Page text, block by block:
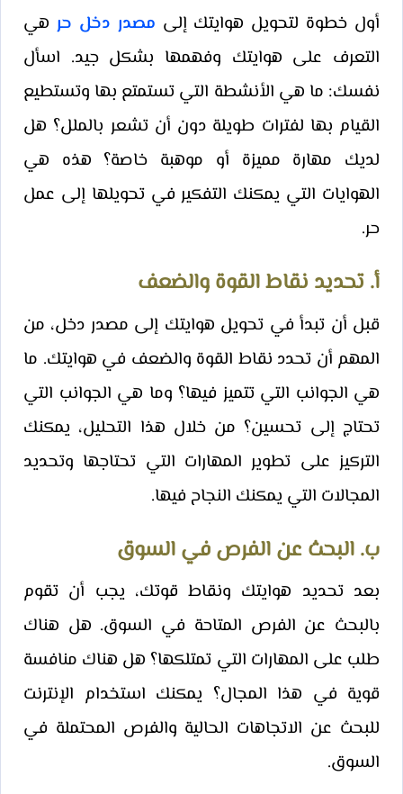
أول خطوة لتحويل هوايتك إلى مصدر دخل حر هي
التعرف على هوايتك وفهمها بشكل جيد. اسأل
نفسك: ما هي الأنشطة التي تستمتع بها وتستطيع
القيام بها لفترات طويلة دون أن تشعر بالملل؟ هل
لديك مهارة مميزة أو موهبة خاصة؟ هذه هي
الهوايات التي يمكنك التفكير في تحويلها إلى عمل
حر.
أ. تحديد نقاط القوة والضعف
قبل أن تبدأ في تحويل هوايتك إلى مصدر دخل، من
المهم أن تحدد نقاط القوة والضعف في هوايتك. ما
هي الجوانب التي تتميز فيها؟ وما هي الجوانب التي
تحتاج إلى تحسين؟ من خلال هذا التحليل، يمكنك
التركيز على تطوير المهارات التي تحتاجها وتحديد
المجالات التي يمكنك النجاح فيها.
ب. البحث عن الفرص في السوق
بعد تحديد هوايتك ونقاط قوتك، يجب أن تقوم
بالبحث عن الفرص المتاحة في السوق. هل هناك
طلب على المهارات التي تمتلكها؟ هل هناك منافسة
قوية في هذا المجال؟ يمكنك استخدام الإنترنت
للبحث عن الاتجاهات الحالية والفرص المحتملة في
السوق.